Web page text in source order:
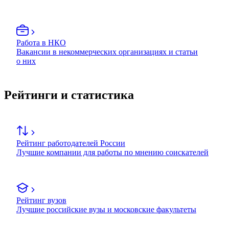
Работа в НКО
Вакансии в некоммерческих организациях и статьи
о них
Рейтинги и статистика
Рейтинг работодателей России
Лучшие компании для работы по мнению соискателей
Рейтинг вузов
Лучшие российские вузы и московские факультеты